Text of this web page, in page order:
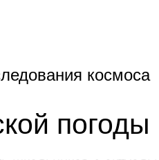
космоса
погоды